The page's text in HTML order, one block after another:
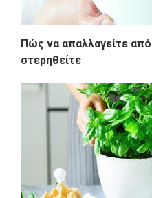
Πώς να απαλλαγείτε
στερηθείτε